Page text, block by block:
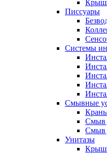
Писсуары
Системы
Смывные
Смыв
Смыв
Унитазы